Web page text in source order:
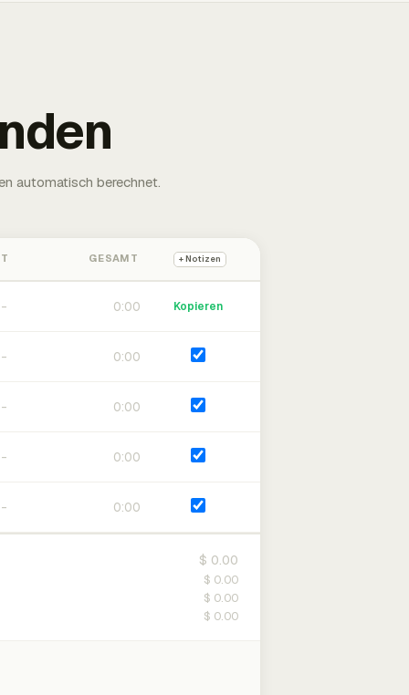
automatisch berechnet.
GESAMT + Notizen
0:00 Kopieren
0:00
0:00
0:00
0:00
$ 0.00
$ 0.00
$ 0.00
$ 0.00